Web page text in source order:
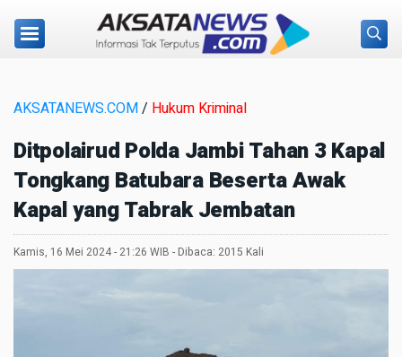
AKSATANEWS.COM/ Hukum Kriminal
Ditpolairud Polda Jambi Tahan 3 Kapal
Tongkang Batubara Beserta Awak
Kapal yang Tabrak Jembatan
Kamis, 16 Mei 2024 - 21:26 WIB - Dibaca: 2015 Kali